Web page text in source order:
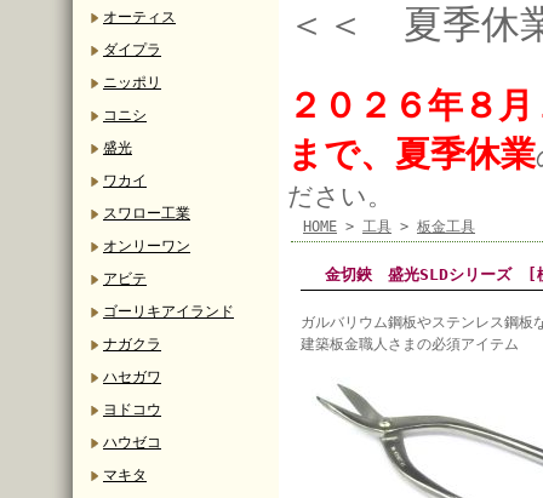
オーティス
ダイプラ
ニッポリ
コニシ
盛光
ワカイ
スワロー工業
オンリーワン
アビテ
ゴーリキアイランド
ナガクラ
ハセガワ
ヨドコウ
ハウゼコ
マキタ
＜＜ 夏季
２０２６年８
まで、夏季休業
ださい。
HOME > 工具 > 板金工具
金切鋏 盛光SLDシリー
ガルバリウム鋼板やステンレス鋼板
建築板金職人さまの必須アイテム